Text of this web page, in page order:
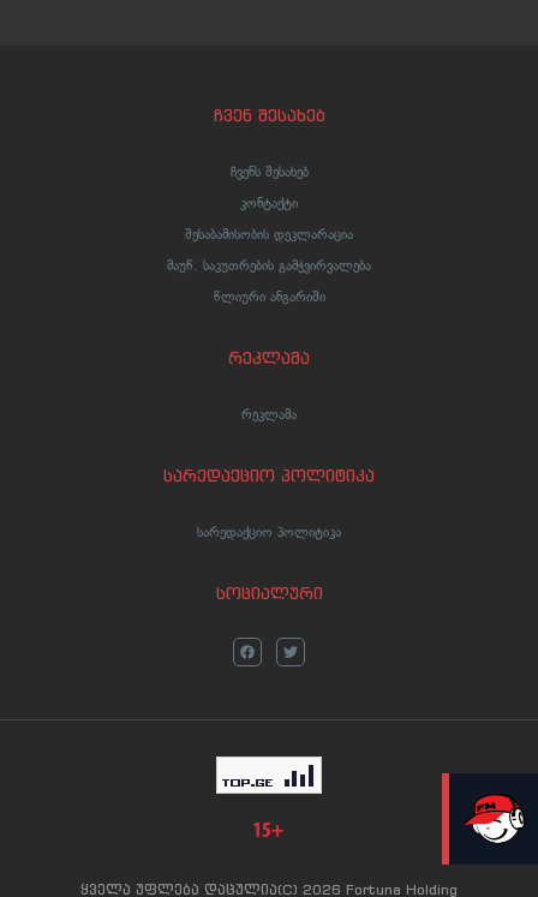
LIVE
ჩვენ შესახებ
ჩვენს შესახებ
კონტაქტი
შესაბამისობის დეკლარაცია
მაუწ. საკუთრების გამჭვირვალება
წლიური ანგარიში
რეკლამა
რეკლამა
სარედაქციო პოლიტიკა
სარედაქციო პოლიტიკა
სოციალური
ყველა უფლება დაცულია(C) 2026 Fortuna Holding